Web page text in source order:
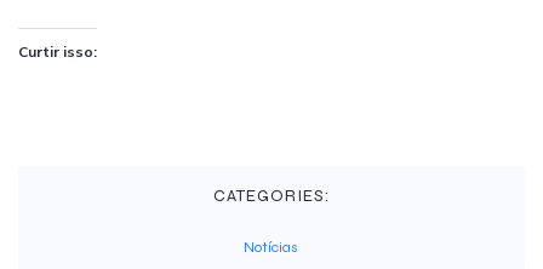
Curtir isso:
CATEGORIES:
Notícias